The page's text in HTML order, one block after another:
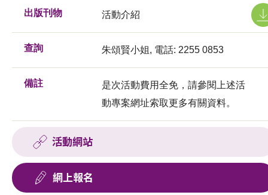
出版刊物 活動介紹
查詢 朱頌賢小姐, 電話: 2255 0853
備註
是次活動費用全免，請參閱上述活
動專案網址索取更多有關資料。
活動網站
網上報名